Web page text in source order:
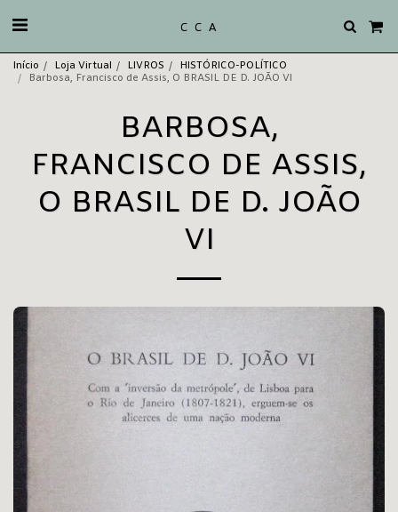
C C A
Início Loja Virtual LIVROS
HISTÓRICO-POLÍTICO
Barbosa, Francisco de Assis, O BRASIL DE D. JOÃO VI
BARBOSA,
FRANCISCO DE ASSIS,
O BRASIL DE D. JOÃO
VI